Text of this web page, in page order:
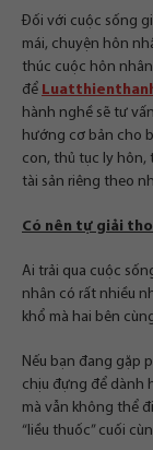
Đối với cuộc sống
mái, chuyện hôn
thúc cuộc hôn
để
hành nghề sẽ tư
hướng cơ bản cho
con, thủ tục ly
tài sản riêng theo
Có nên tự giải
Ai trải qua cuộc
nhân có rất nhiều
khổ mà hai bên
Nếu bạn đang gặp
chịu đựng để dành
mà vẫn không thể
“liều thuốc” cuối